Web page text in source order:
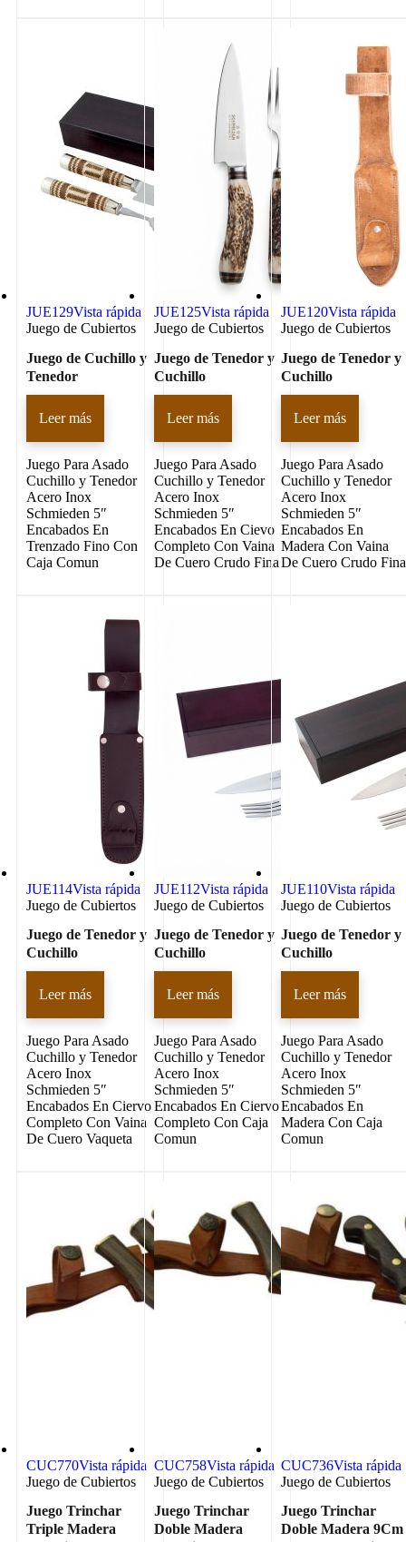
JUE129Vista rápida
Juego de Cubiertos
Juego de Cuchillo y
Tenedor
Leer más
Juego Para Asado
Cuchillo y Tenedor
Acero Inox
Schmieden 5″
Encabados En
Trenzado Fino Con
Caja Comun
JUE125Vista rápida
Juego de Cubiertos
Juego de Tenedor y
Cuchillo
Leer más
Juego Para Asado
Cuchillo y Tenedor
Acero Inox
Schmieden 5″
Encabados En Cievo
Completo Con Vaina
De Cuero Crudo Fina
JUE120Vista rápida
Juego de Cubiertos
Juego de Tenedor y
Cuchillo
Leer más
Juego Para Asado
Cuchillo y Tenedor
Acero Inox
Schmieden 5″
Encabados En
Madera Con Vaina
De Cuero Crudo Fina
JUE114Vista rápida
Juego de Cubiertos
Juego de Tenedor y
Cuchillo
Leer más
Juego Para Asado
Cuchillo y Tenedor
Acero Inox
Schmieden 5″
Encabados En Ciervo
Completo Con Vaina
De Cuero Vaqueta
JUE112Vista rápida
Juego de Cubiertos
Juego de Tenedor y
Cuchillo
Leer más
Juego Para Asado
Cuchillo y Tenedor
Acero Inox
Schmieden 5″
Encabados En Ciervo
Completo Con Caja
Comun
JUE110Vista rápida
Juego de Cubiertos
Juego de Tenedor y
Cuchillo
Leer más
Juego Para Asado
Cuchillo y Tenedor
Acero Inox
Schmieden 5″
Encabados En
Madera Con Caja
Comun
CUC770Vista rápida
Juego de Cubiertos
Juego Trinchar
Triple Madera
CUC758Vista rápida
Juego de Cubiertos
Juego Trinchar
Doble Madera
CUC736Vista rápida
Juego de Cubiertos
Juego Trinchar
Doble Madera 9Cm